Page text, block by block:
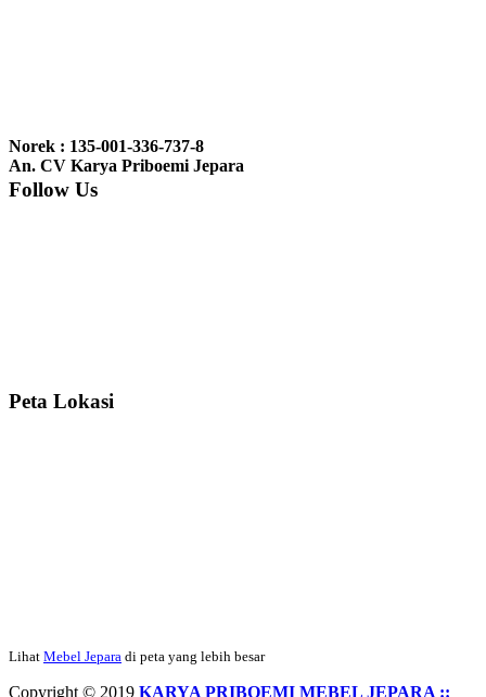
nyesel deh beli geby...
duconya bagus pak,...
Norek : 135-001-336-737-8
An. CV Karya Priboemi Jepara
Follow Us
Peta Lokasi
Lihat Mebel Jepara di peta yang lebih besar
Copyright © 2019 KARYA PRIBOEMI MEBEL JEPARA ::